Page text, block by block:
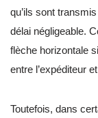
qu’ils sont
délai négligeable.
flèche horizontale
entre l’expéditeur
Toutefois, dans